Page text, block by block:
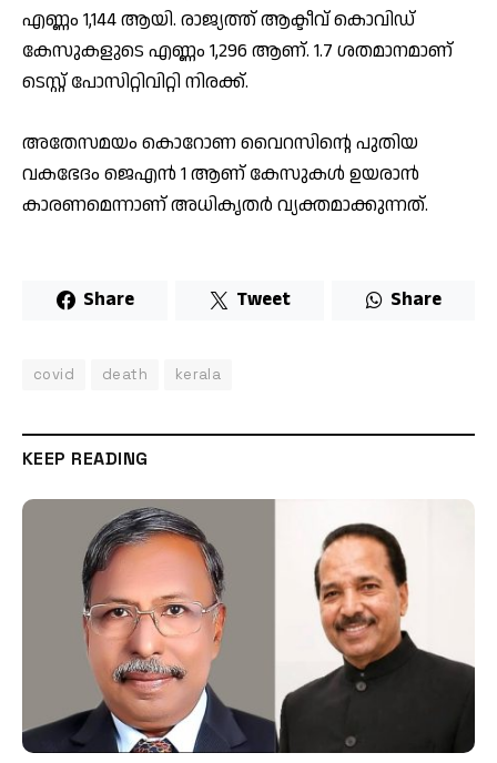
എണ്ണം 1,144 ആയി. രാജ്യത്ത് ആക്ടീവ് കൊവിഡ്
കേസുകളുടെ എണ്ണം 1,296 ആണ്. 1.7 ശതമാനമാണ്
ടെസ്റ്റ് പോസിറ്റിവിറ്റി നിരക്ക്.
അതേസമയം കൊറോണ വൈറസിന്റെ പുതിയ
വകഭേദം ജെഎൻ 1 ആണ് കേസുകൾ ഉയരാൻ
കാരണമെന്നാണ് അധികൃതർ വ്യക്തമാക്കുന്നത്.
Share Tweet Share
covid death kerala
KEEP READING